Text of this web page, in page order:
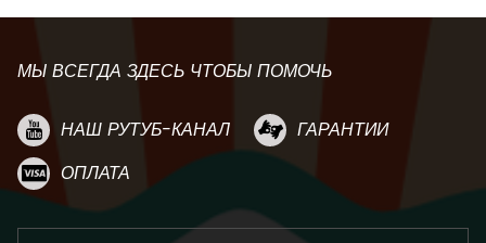
МЫ ВСЕГДА ЗДЕСЬ ЧТОБЫ ПОМОЧЬ
НАШ РУТУБ-КАНАЛ
ГАРАНТИИ
ОПЛАТА